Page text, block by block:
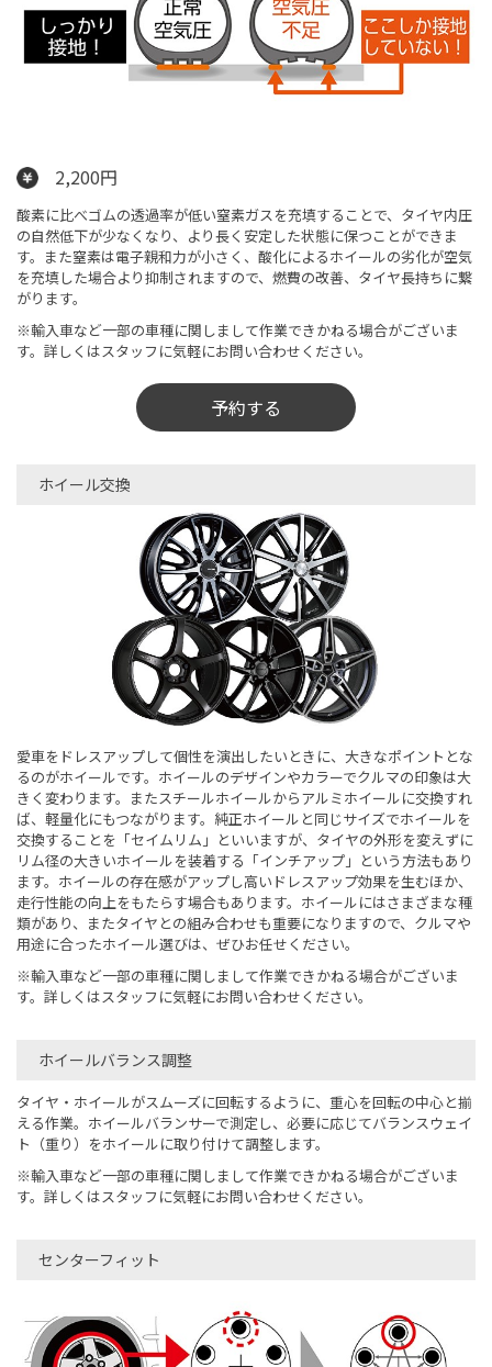
2,200円
酸素に比べゴムの透過率が低い窒素ガスを充填することで、タイヤ内圧
の自然低下が少なくなり、より長く安定した状態に保つことができま
す。また窒素は電子親和力が小さく、酸化によるホイールの劣化が空気
を充填した場合より抑制されますので、燃費の改善、タイヤ長持ちに繋
がります。
※輸入車など一部の車種に関しまして作業できかねる場合がございま
す。詳しくはスタッフに気軽にお問い合わせください。
予約する
ホイール交換
愛車をドレスアップして個性を演出したいときに、大きなポイントとな
るのがホイールです。ホイールのデザインやカラーでクルマの印象は大
きく変わります。またスチールホイールからアルミホイールに交換すれ
ば、軽量化にもつながります。純正ホイールと同じサイズでホイールを
交換することを「セイムリム」といいますが、タイヤの外形を変えずに
リム径の大きいホイールを装着する「インチアップ」という方法もあり
ます。ホイールの存在感がアップし高いドレスアップ効果を生むほか、
走行性能の向上をもたらす場合もあります。ホイールにはさまざまな種
類があり、またタイヤとの組み合わせも重要になりますので、クルマや
用途に合ったホイール選びは、ぜひお任せください。
※輸入車など一部の車種に関しまして作業できかねる場合がございま
す。詳しくはスタッフに気軽にお問い合わせください。
ホイールバランス調整
タイヤ・ホイールがスムーズに回転するように、重心を回転の中心と揃
える作業。ホイールバランサーで測定し、必要に応じてバランスウェイ
ト（重り）をホイールに取り付けて調整します。
※輸入車など一部の車種に関しまして作業できかねる場合がございま
す。詳しくはスタッフに気軽にお問い合わせください。
センターフィット